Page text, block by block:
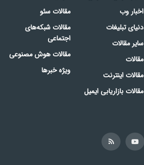
اخبار وب
دنیای تبلیغات
سایر مقالات
مقالات
مقالات اینترنت
مقالات بازاریابی ایمیل
مقالات سئو
مقالات شبکه‌های
اجتماعی
مقالات هوش مصنوعی
ویژه خبرها